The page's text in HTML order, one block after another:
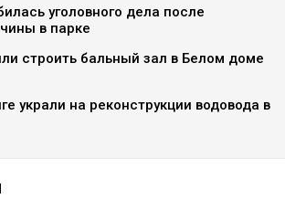
уголовного дела после
в парке
строить бальный зал в Белом доме
украли на реконструкции водовода в